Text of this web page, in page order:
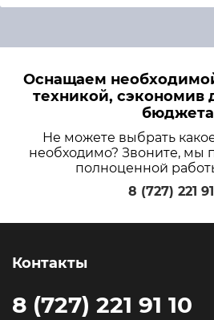
Оснащаем
техникой, сэкономив
Не можете выбрать
необходимо? Звоните, мы
полноценной
8 (727) 221
Контакты
8 (727) 221 91 10